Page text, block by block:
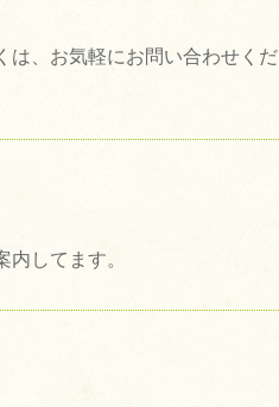
は、お気軽にお問い合わせくだ
してます。